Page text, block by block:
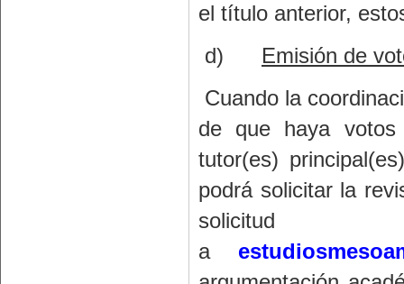
el título anterior,
d) Emisión de
Cuando la
de que haya
tutor(es)
podrá solicitar la
solicitud
a